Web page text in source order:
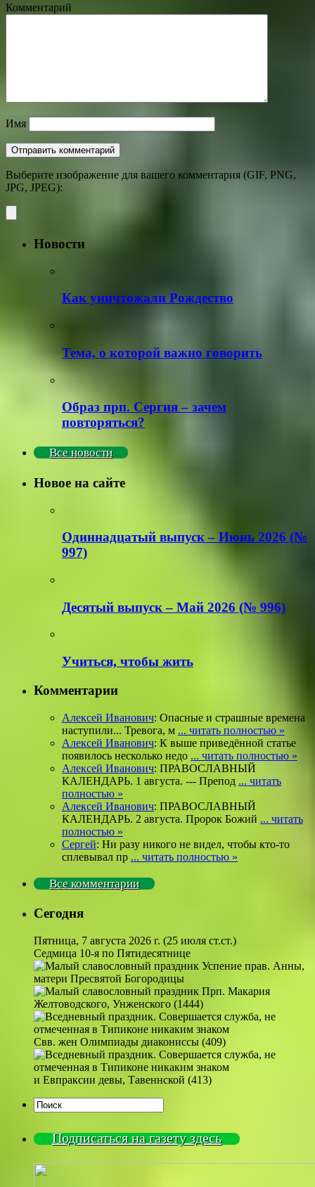
Комментарий
Имя
Выберите изображение для вашего комментария (GIF, PNG,
JPG, JPEG):
Новости
Как уничтожали Рождество
Тема, о которой важно говорить
Образ прп. Сергия – зачем
повторяться?
Все новости
Новое на сайте
Одиннадцатый выпуск – Июнь 2026 (№
997)
Деcятый выпуск – Май 2026 (№ 996)
Учиться, чтобы жить
Комментарии
Алексей Иванович: Опасные и страшные времена
наступили... Тревога, м ... читать полностью »
Алексей Иванович: К выше приведённой статье
появилось несколько недо ... читать полностью »
Алексей Иванович: ПРАВОСЛАВНЫЙ
КАЛЕНДАРЬ. 1 августа. --- Препод ... читать
полностью »
Алексей Иванович: ПРАВОСЛАВНЫЙ
КАЛЕНДАРЬ. 2 августа. Пророк Божий ... читать
полностью »
Сергей: Ни разу никого не видел, чтобы кто-то
сплевывал пр ... читать полностью »
Все комментарии
Сегодня
Пятница, 7 августа 2026 г. (25 июля ст.ст.)
Седмица 10-я по Пятидесятнице
Успение прав. Анны,
матери Пресвятой Богородицы
Прп. Макария
Желтоводского, Унженского (1444)
Свв. жен Олимпиады диакониссы (409)
и Евпраксии девы, Тавеннской (413)
Подписаться на газету здесь